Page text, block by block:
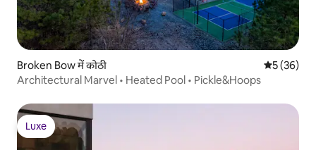
Broken Bow में कोठी औसत रेटिंग
5 (36)
Architectural Marvel • Heated Pool • Pickle&Hoops
Luxe
Luxe